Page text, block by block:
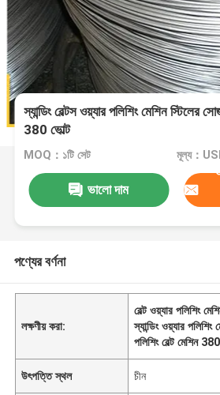
স্যান্ডিং বেল্টস ওয়্যার পলিশিং মেশিন স্টিলের
380 ভোল্ট
MOQ：১টি সেট
ভালো দাম
পণ্যের বর্ণনা
লক্ষণীয় করা:
বেল্ট ওয়্যার পলিশিং
স্যান্ডিং ওয়্যার পলিশিং
পলিশিং বেল্ট মেশিন
উৎপত্তি স্থল চীন